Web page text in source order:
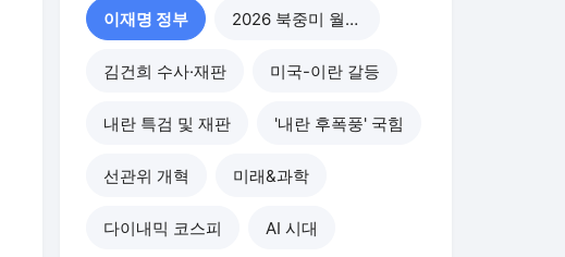
이재명 정부 2026 북중미 월드컵
김건희 수사·재판 미국-이란 갈등
내란 특검 및 재판 '내란 후폭풍' 국힘
선관위 개혁 미래&과학
다이내믹 코스피 AI 시대